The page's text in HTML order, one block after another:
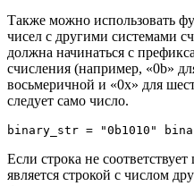
Также можно использовать
чисел с другими системами
должна начинаться с
счисления (например, «0b»
восьмеричной и «0x» для
следует само число.
binary_str = "0b1010"
Если строка не
является строкой с числом